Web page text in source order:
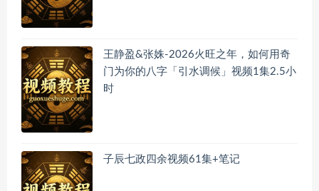
王静盈&张姝-2026火旺之年，如何用奇
门为你的八字「引水调候」视频1集2.5小
时
子辰七政四余视频61集+笔记